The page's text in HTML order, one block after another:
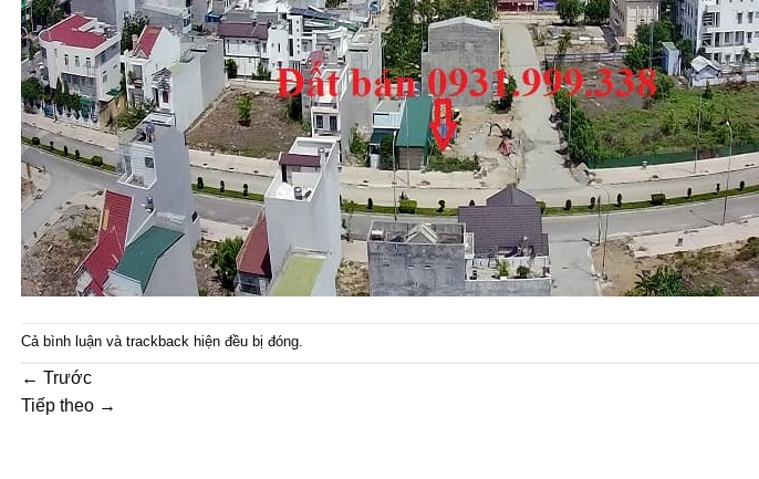
Cả bình luận và trackback hiện đều bị đóng.
← Trước
Tiếp theo →